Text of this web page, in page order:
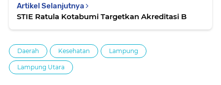
Artikel Selanjutnya
STIE Ratula Kotabumi Targetkan Akreditasi B
Daerah Kesehatan Lampung
Lampung Utara